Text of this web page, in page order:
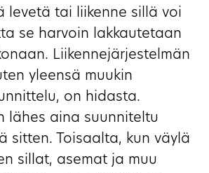
levetä tai liikenne sillä voi
se harvoin lakkautetaan
Liikennejärjestelmän
yleensä muukin
on hidasta.
lähes aina suunniteltu
sitten. Toisaalta, kun väylä
sillat, asemat ja muu